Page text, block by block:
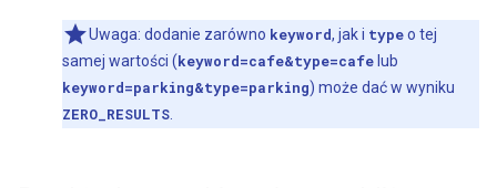
Uwaga: dodanie zarówno keyword, jak i typeo tej
samej wartości (keyword=cafe&type=cafe lub
keyword=parking&type=parking) może dać w wyniku
ZERO_RESULTS